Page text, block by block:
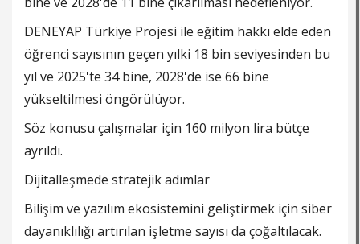
DENEYAP Türkiye Projesi ile eğitim hakkı elde eden
öğrenci sayısının geçen yılki 18 bin seviyesinden bu
yıl ve 2025'te 34 bine, 2028'de ise 66 bine
yükseltilmesi öngörülüyor.
Söz konusu çalışmalar için 160 milyon lira bütçe
ayrıldı.
Dijitalleşmede stratejik adımlar
Bilişim ve yazılım ekosistemini geliştirmek için siber
dayanıklılığı artırılan işletme sayısı da çoğaltılacak.